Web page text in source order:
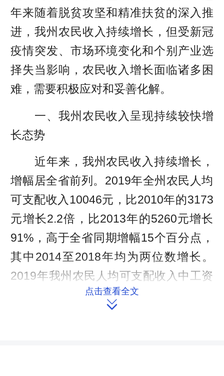
年来随着脱贫攻坚和精准扶贫的深入推
进，我州农民收入持续增长，但受新冠
疫情突发、市场环境变化和个别产业选
择失当影响，农民收入增长面临诸多困
难，需要积极应对和妥善化解。
一、我州农民收入呈现持续较快增
长态势
近年来，我州农民收入持续增长，
增幅居全省前列。2019年全州农民人均
可支配收入10046元，比2010年的3173
元增长2.2倍，比2013年的5260元增长
91%，高于全省同期增幅15个百分点，
其中2014至2018年均为两位数增长。
2019年我州农民人均可支配收入中工资
性收入为4226元，占总收入的42.1%，
经营性收入为2913元，占总收入的
点击查看全文
